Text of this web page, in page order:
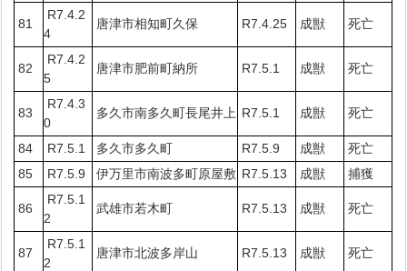
81
R7.4.2
4
唐津市相知町久保 R7.4.25 成獣 死亡
82
R7.4.2
5
唐津市肥前町納所 R7.5.1 成獣 死亡
83
R7.4.3
0
多久市南多久町長尾井上 R7.5.1 成獣 死亡
84 R7.5.1 多久市多久町 R7.5.9 成獣
死亡
85
R7.5.9 伊万里市南波多町原屋敷 R7.5.13 成獣 捕獲
86
R7.5.1
2
武雄市若木町 R7.5.13 成獣 死亡
87
R7.5.1
2
唐津市北波多岸山 R7.5.13 成獣 死亡